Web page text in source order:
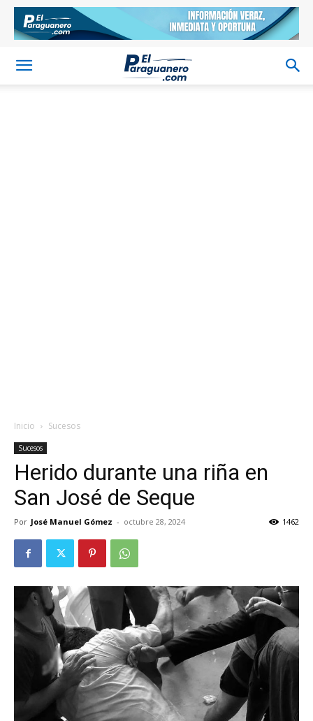
Inicio Sucesos
Sucesos
Herido durante una riña en
San José de Seque
Por José Manuel Gómez - octubre 28, 2024 1462